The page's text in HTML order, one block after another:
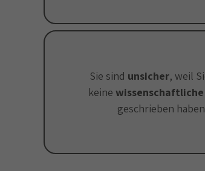
Sie sind unsicher, weil
keine
geschrieben